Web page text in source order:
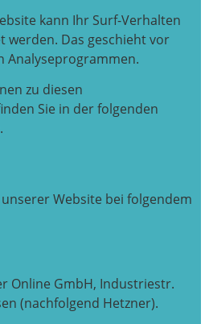
kann Ihr Surf-Verhalten
werden. Das geschieht vor
Analyseprogrammen.
zu diesen
Sie in der folgenden
Website bei folgendem
Online GmbH, Industriestr.
(nachfolgend Hetzner).